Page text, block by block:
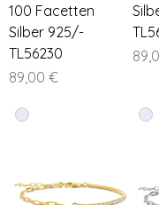
100 Facetten
Silber 925/-
TL56230
Preis
89,00 €